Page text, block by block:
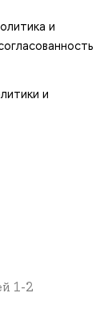
и
и
1-2